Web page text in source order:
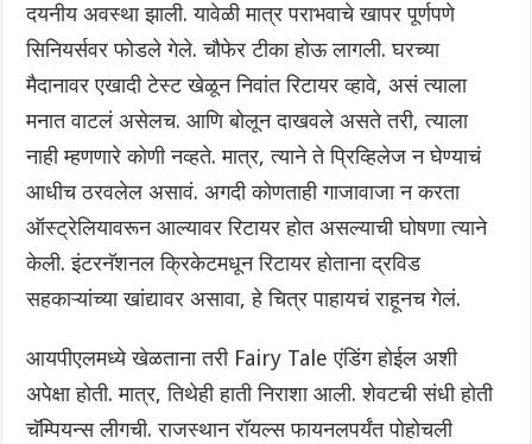
दयनीय अवस्था झाली. यावेळी मात्र पराभवाचे खापर पूर्णपणे
सिनियर्सवर फोडले गेले. चौफेर टीका होऊ लागली. घरच्या
मैदानावर एखादी टेस्ट खेळून निवांत रिटायर व्हावे, असं त्याला
मनात वाटलं असेलच. आणि बोलून दाखवले असते तरी, त्याला
नाही म्हणणारे कोणी नव्हते. मात्र, त्याने ते प्रिव्हिलेज न घेण्याचं
आधीच ठरवलेल असावं. अगदी कोणताही गाजावाजा न करता
ऑस्ट्रेलियावरून आल्यावर ‌रिटायर होत असल्याची घोषणा त्याने
केली. इंटरनॅशनल क्रिकेटमधून रिटायर होताना द्रविड
सहकाऱ्यांच्या खांद्यावर असावा, हे चित्र पाहायचं राहूनच गेलं.
आयपीएलमध्ये खेळताना तरी Fairy Tale एंडिंग होईल अशी
अपेक्षा होती. मात्र, तिथेही हाती निराशा आली. शेवटची संधी होती
चॅम्पियन्स लीगची. राजस्थान रॉयल्स फायनलपर्यंत पोहोचली